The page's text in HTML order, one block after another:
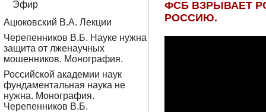
ФСБ ВЗРЫВАЕТ
РОССИЮ.
Эфир
Ацюковский В.А. Лекции
Черепенников В.Б. Науке нужна
защита от лженаучных
мошенников. Монография.
Российской академии наук
фундаментальная наука не
нужна. Монография.
Черепенников В.Б.